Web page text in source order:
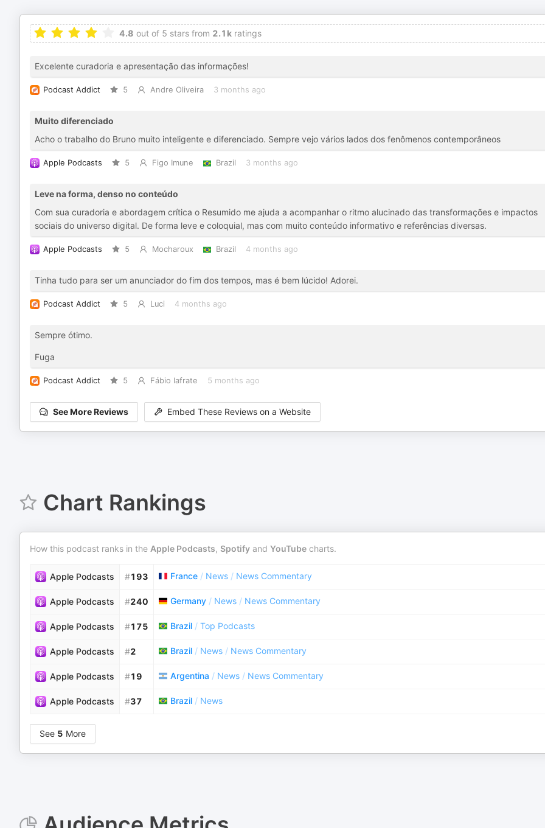
4.8 out of 5 stars from 2.1k ratings
Excelente curadoria e apresentação das informações!
Podcast Addict 5 Andre Oliveira 3 months ago
Muito diferenciado
Acho o trabalho do Bruno muito inteligente e diferenciado. Sempre vejo vários lados dos fenômenos contemporâneos
Apple Podcasts 5 Figo Imune Brazil 3 months ago
Leve na forma, denso no conteúdo
Com sua curadoria e abordagem crítica o Resumido me ajuda a acompanhar o ritmo alucinado das transformações e impactos
sociais do universo digital. De forma leve e coloquial, mas com muito conteúdo informativo e referências diversas.
Apple Podcasts 5 Mocharoux Brazil 4 months ago
Tinha tudo para ser um anunciador do fim dos tempos, mas é bem lúcido! Adorei.
Podcast Addict 5 Luci 4 months ago
Sempre ótimo.
Fuga
Podcast Addict 5 Fábio Iafrate 5 months ago
See More Reviews Embed These Reviews on a Website
Chart Rankings
How this podcast ranks in the Apple Podcasts, Spotify and YouTube charts.
Apple Podcasts #193 France / News / News Commentary
Apple Podcasts #240 Germany / News / News Commentary
Apple Podcasts #175 Brazil / Top Podcasts
Apple Podcasts #2 Brazil / News / News Commentary
Apple Podcasts #19 Argentina / News / News Commentary
Apple Podcasts #37 Brazil / News
See 5 More